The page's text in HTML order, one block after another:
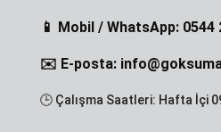
📱 Mobil / WhatsApp: 0544
✉️ E-posta:
🕒 Çalışma Saatleri: Hafta İçi